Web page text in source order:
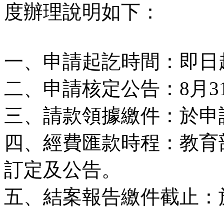
度辦理說明如下：
一、申請起訖時間：即
二、申請核定公告：8月
三、請款領據繳件：於
四、經費匯款時程：教
訂定及公告。
五、結案報告繳件截止